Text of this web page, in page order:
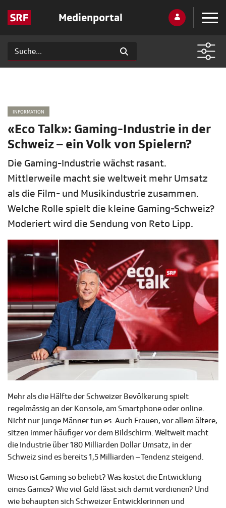
Medienportal
INFORMATION
«Eco Talk»: Gaming-Industrie in der
Schweiz – ein Volk von Spielern?
Die Gaming-Industrie wächst rasant.
Mittlerweile macht sie weltweit mehr Umsatz
als die Film- und Musikindustrie zusammen.
Welche Rolle spielt die kleine Gaming-Schweiz?
Moderiert wird die Sendung von Reto Lipp.
Mehr als die Hälfte der Schweizer Bevölkerung spielt
regelmässig an der Konsole, am Smartphone oder online.
Nicht nur junge Männer tun es. Auch Frauen, vor allem ältere,
sitzen immer häufiger vor dem Bildschirm. Weltweit macht
die Industrie über 180 Milliarden Dollar Umsatz, in der
Schweiz sind es bereits 1,5 Milliarden – Tendenz steigend.
Wieso ist Gaming so beliebt? Was kostet die Entwicklung
eines Games? Wie viel Geld lässt sich damit verdienen? Und
wie behaupten sich Schweizer Entwicklerinnen und